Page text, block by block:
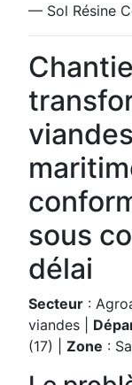
— Sol Résine
sous
délai
Secteur :
viandes |
(17) | Zone :